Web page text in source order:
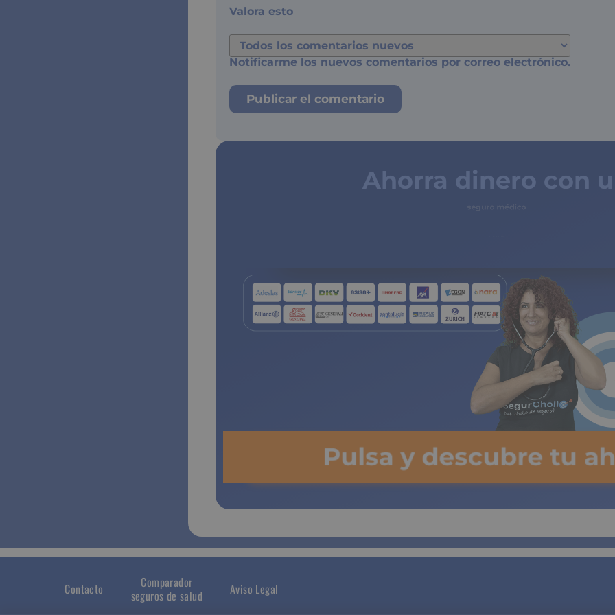
Valora esto
Notificarme los nuevos comentarios por correo electrónico.
Ahorra dinero con
Pulsa y descubre tu
Contacto
Comparador
seguros de salud
Aviso Legal